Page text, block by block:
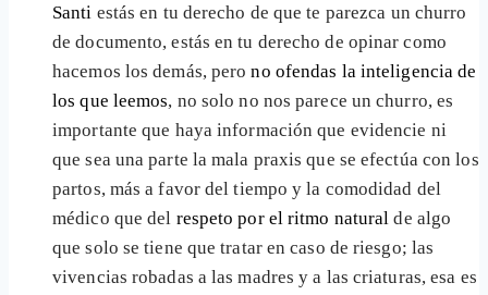
Santi estás en tu derecho de que te parezca un churro
de documento, estás en tu derecho de opinar como
hacemos los demás, perono ofendas la inteligencia de
los que leemos, no solo no nos parece un churro, es
importante que haya información que evidencie ni
que sea una parte la mala praxis que se efectúa con los
partos, más a favor del tiempo y la comodidad del
médico que del respeto por el ritmo natural de algo
que solo se tiene que tratar en caso de riesgo; las
vivencias robadas a las madres y a las criaturas, esa es